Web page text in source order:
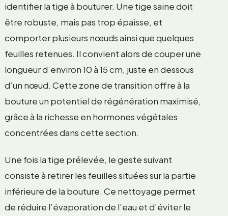
identifier la tige à bouturer. Une tige saine doit
être robuste, mais pas trop épaisse, et
comporter plusieurs nœuds ainsi que quelques
feuilles retenues. Il convient alors de couper une
longueur d’environ 10 à 15 cm, juste en dessous
d’un nœud. Cette zone de transition offre à la
bouture un potentiel de régénération maximisé,
grâce à la richesse en hormones végétales
concentrées dans cette section.
Une fois la tige prélevée, le geste suivant
consiste à retirer les feuilles situées sur la partie
inférieure de la bouture. Ce nettoyage permet
de réduire l’évaporation de l’eau et d’éviter le